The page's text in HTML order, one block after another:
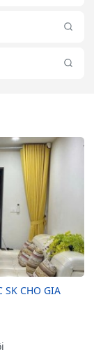
SK CHO GIA